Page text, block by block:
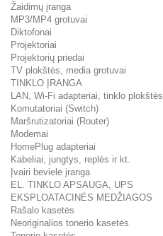
Žaidimų įranga
MP3/MP4 grotuvai
Diktofonai
Projektoriai
Projektorių priedai
TV plokštės, media grotuvai
TINKLO ĮRANGA
LAN, Wi-Fi adapteriai, tinklo plokštės
Komutatoriai (Switch)
Maršrutizatoriai (Router)
Modemai
HomePlug adapteriai
Kabeliai, jungtys, replės ir kt.
Įvairi bevielė įranga
EL. TINKLO APSAUGA, UPS
EKSPLOATACINĖS MEDŽIAGOS
Rašalo kasetės
Neoriginalios tonerio kasetės